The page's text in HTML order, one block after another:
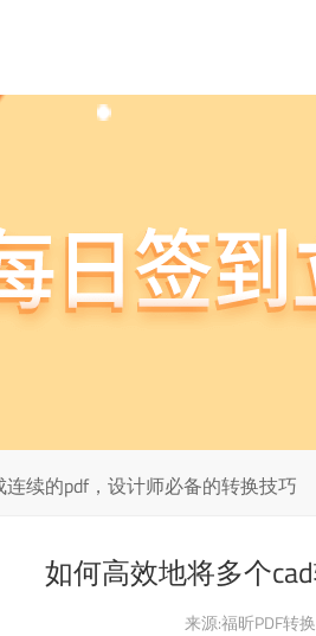
续的pdf，设计师必备的转换技巧
如何高效地将多个
来源:福昕PDF转